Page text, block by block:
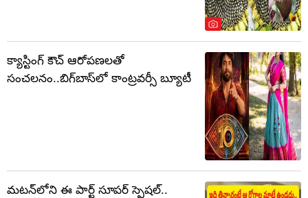
క్యాస్టింగ్ కౌచ్ ఆరోపణలతో
సంచలనం..బిగ్‌బాస్‌లో కాంట్రవర్సీ బ్యూటీ
మటన్‌లోని ఈ పార్ట్ సూపర్ స్పెషల్..